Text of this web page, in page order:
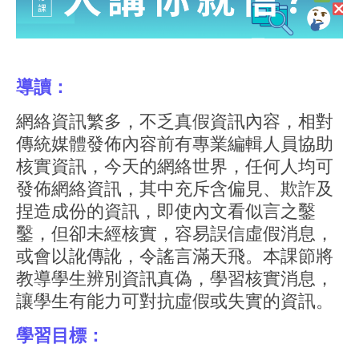
導讀：
網絡資訊繁多，不乏真假資訊內容，相對
傳統媒體發佈內容前有專業編輯人員協助
核實資訊，今天的網絡世界，任何人均可
發佈網絡資訊，其中充斥含偏見、欺詐及
捏造成份的資訊，即使內文看似言之鑿
鑿，但卻未經核實，容易誤信虛假消息，
或會以訛傳訛，令謠言滿天飛。本課節將
教導學生辨別資訊真偽，學習核實消息，
讓學生有能力可對抗虛假或失實的資訊。
學習目標：